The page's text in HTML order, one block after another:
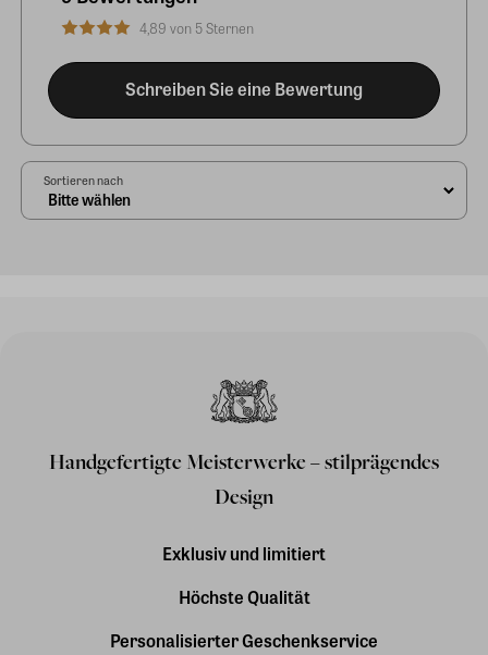
4,89 von 5 Sternen
Schreiben Sie eine Bewertung
Sortieren nach
Handgefertigte Meisterwerke – stilprägendes
Design
Exklusiv und limitiert
Höchste Qualität
Personalisierter Geschenkservice